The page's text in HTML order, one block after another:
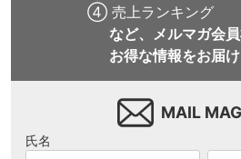
④ 売上ランキング
など、メルマガ会
お得な情報をお届け
MAIL
氏名
8.8inch
8.9inch
75mm
メディア（雑誌・DVD・CD）
29.5cm
アンダーウエア
サイズの測り方